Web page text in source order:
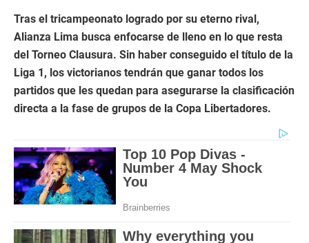
Tras el tricampeonato logrado por su eterno rival,
Alianza Lima busca enfocarse de lleno en lo que resta
del Torneo Clausura. Sin haber conseguido el título de la
Liga 1, los victorianos tendrán que ganar todos los
partidos que les quedan para asegurarse la clasificación
directa a la fase de grupos de la Copa Libertadores.